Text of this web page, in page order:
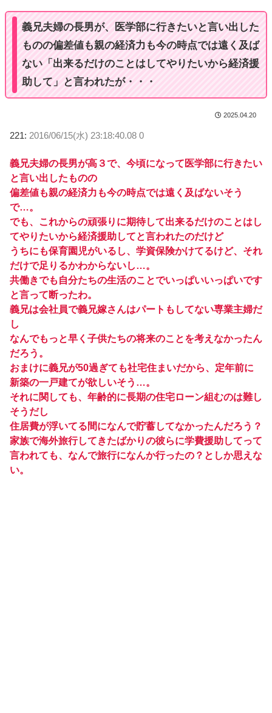
義兄夫婦の長男が、医学部に行きたいと言い出した
ものの偏差値も親の経済力も今の時点では遠く及ば
ない「出来るだけのことはしてやりたいから経済援
助して」と言われたが・・・
2025.04.20
221: 2016/06/15(水) 23:18:40.08 0
義兄夫婦の長男が高３で、今頃になって医学部に行きたい
と言い出したものの
偏差値も親の経済力も今の時点では遠く及ばないそう
で…。
でも、これからの頑張りに期待して出来るだけのことはし
てやりたいから経済援助してと言われたのだけど
うちにも保育園児がいるし、学資保険かけてるけど、それ
だけで足りるかわからないし…。
共働きでも自分たちの生活のことでいっぱいいっぱいです
と言って断ったわ。
義兄は会社員で義兄嫁さんはパートもしてない専業主婦だ
し
なんでもっと早く子供たちの将来のことを考えなかったん
だろう。
おまけに義兄が50過ぎても社宅住まいだから、定年前に
新築の一戸建てが欲しいそう…。
それに関しても、年齢的に長期の住宅ローン組むのは難し
そうだし
住居費が浮いてる間になんで貯蓄してなかったんだろう？
家族で海外旅行してきたばかりの彼らに学費援助してって
言われても、なんで旅行になんか行ったの？としか思えな
い。